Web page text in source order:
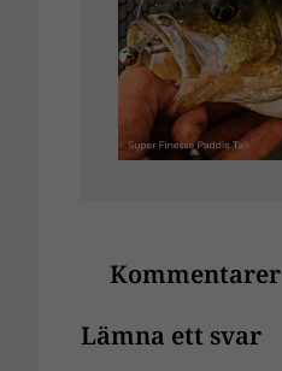
Kommentarer
Lämna ett svar